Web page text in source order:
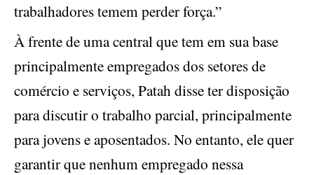
trabalhadores temem perder força.”
À frente de uma central que tem em sua base
principalmente empregados dos setores de
comércio e serviços, Patah disse ter disposição
para discutir o trabalho parcial, principalmente
para jovens e aposentados. No entanto, ele quer
garantir que nenhum empregado nessa